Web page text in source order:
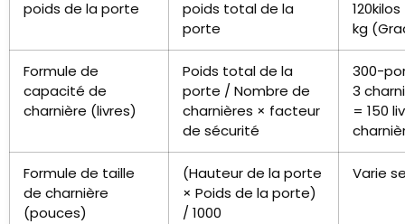
poids de la porte
poids total de la
porte
kg
Formule de
capacité de
charnière (livres)
Poids total de la
porte / Nombre de
charnières × facteur
de sécurité
300-
3
= 150
Formule de taille
de charnière
(pouces)
(Hauteur de la porte
× Poids de la porte)
/ 1000
Varie